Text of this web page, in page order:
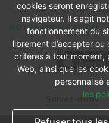
Suivez-nous
NOTRE APPLICATION
cookies seront
navigateur. Il s’agit
fonctionnement du
librement d’accepter
critères à tout moment,
Web, ainsi que les
personnalisé
les